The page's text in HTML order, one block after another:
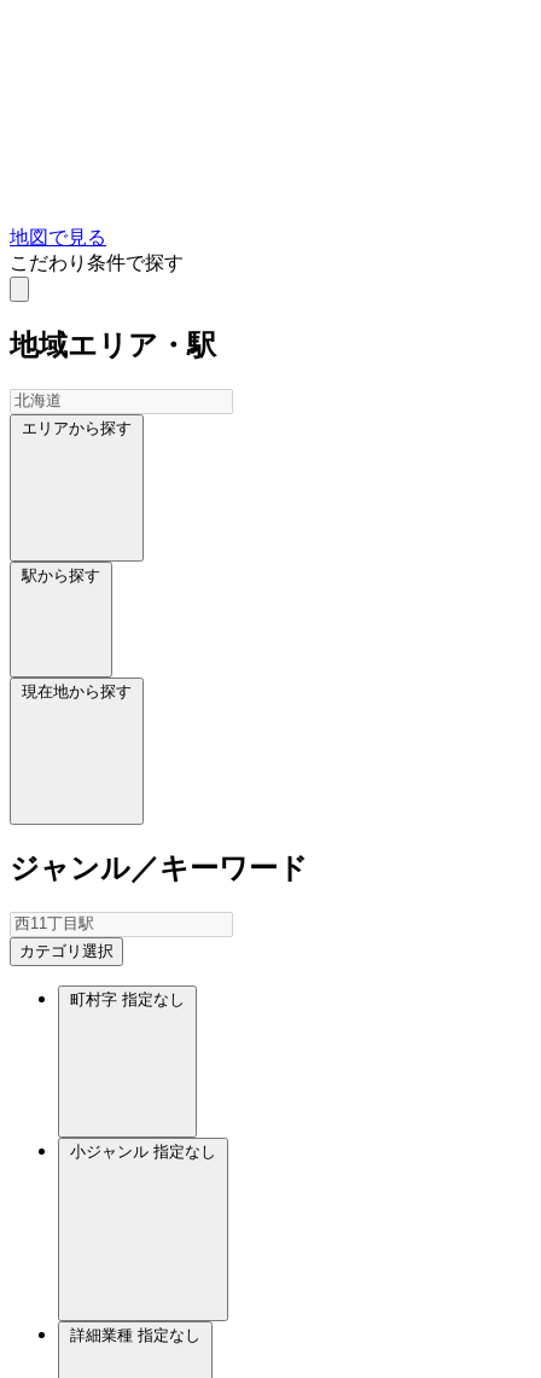
地図で見る
こだわり条件で探す
地域エリア・駅
エリアから探す
駅から探す
現在地から探す
ジャンル／キーワード
カテゴリ選択
町村字 指定なし
小ジャンル 指定なし
詳細業種 指定なし